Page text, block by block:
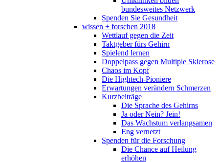
bundesweites Netzwerk
Spenden Sie Gesundheit
wissen + forschen 2018
Wettlauf gegen die Zeit
Taktgeber fürs Gehirn
Spielend lernen
Doppelpass gegen Multiple Sklerose
Chaos im Kopf
Die Hightech-Pioniere
Erwartungen verändern Schmerzen
Kurzbeiträge
Die Sprache des Gehirns
Ja oder Nein? Jein!
Das Wachstum verlangsamen
Eng vernetzt
Spenden für die Forschung
Die Chance auf Heilung
erhöhen